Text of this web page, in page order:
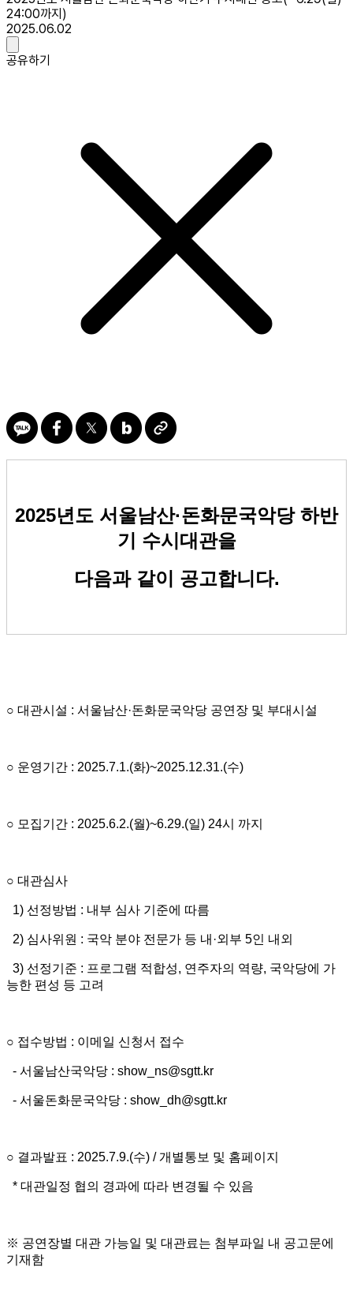
24:00까지)
2025.06.02
공유하기
2025년도 서울남산·돈화문국악당 하반
기 수시대관을
다음과 같이 공고합니다.
○ 대관시설 : 서울남산·돈화문국악당 공연장 및 부대시설
○ 운영기간 : 2025.7.1.(화)~2025.12.31.(수)
○ 모집기간 : 2025.6.2.(월)~6.29.(일) 24시 까지
○ 대관심사
1) 선정방법 : 내부 심사 기준에 따름
2) 심사위원 : 국악 분야 전문가 등 내·외부 5인 내외
3) 선정기준 : 프로그램 적합성, 연주자의 역량, 국악당에 가
능한 편성 등 고려
○ 접수방법 : 이메일 신청서 접수
- 서울남산국악당 : show_ns@sgtt.kr
- 서울돈화문국악당 : show_dh@sgtt.kr
○ 결과발표 : 2025.7.9.(수) / 개별통보 및 홈페이지
* 대관일정 협의 경과에 따라 변경될 수 있음
※ 공연장별 대관 가능일 및 대관료는 첨부파일 내 공고문에
기재함